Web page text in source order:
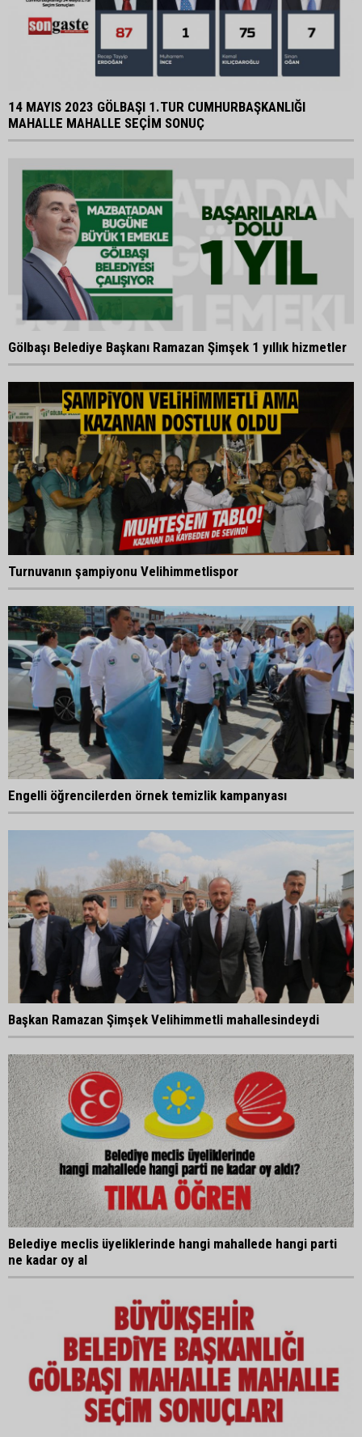
14 MAYIS 2023 GÖLBAŞI 1.TUR CUMHURBAŞKANLIĞI
MAHALLE MAHALLE SEÇİM SONUÇ
Gölbaşı Belediye Başkanı Ramazan Şimşek 1 yıllık hizmetler
Turnuvanın şampiyonu Velihimmetlispor
Engelli öğrencilerden örnek temizlik kampanyası
Başkan Ramazan Şimşek Velihimmetli mahallesindeydi
Belediye meclis üyeliklerinde hangi mahallede hangi parti
ne kadar oy al